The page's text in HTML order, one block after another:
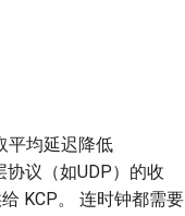
平均延迟降低
议（如UDP）的收
KCP。 连时钟都需要